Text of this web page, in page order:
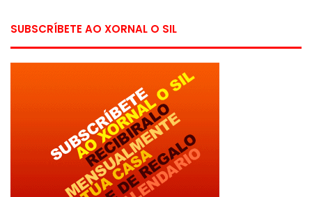
SUBSCRÍBETE AO XORNAL O SIL